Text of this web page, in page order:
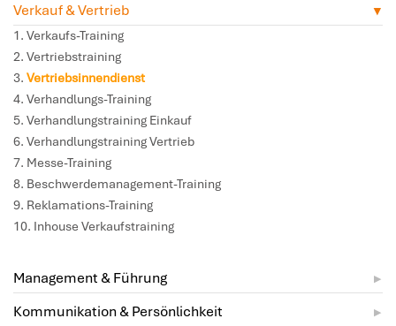
Verkauf & Vertrieb
Verkaufs-Training
Vertriebstraining
Vertriebsinnendienst
Verhandlungs-Training
Verhandlungstraining Einkauf
Verhandlungstraining Vertrieb
Messe-Training
Beschwerdemanagement-Training
Reklamations-Training
Inhouse Verkaufstraining
Management & Führung
Kommunikation & Persönlichkeit